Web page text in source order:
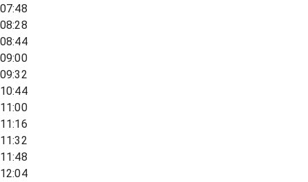
07:48
08:28
08:44
09:00
09:32
10:44
11:00
11:16
11:32
11:48
12:04